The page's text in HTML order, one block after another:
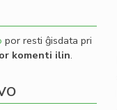
por resti ĝisdata pri
komenti ilin.